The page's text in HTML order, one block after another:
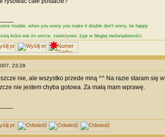
trouble, when you worry you make it double don't worry, be happy
która wie że umrze, zwierzyniec żyje w błogiej nieświadomości
23:28
nie, ale wszystko przede mną ^^ Na razie staram się
nie jestem chyba gotowa. Za małą mam wprawę.